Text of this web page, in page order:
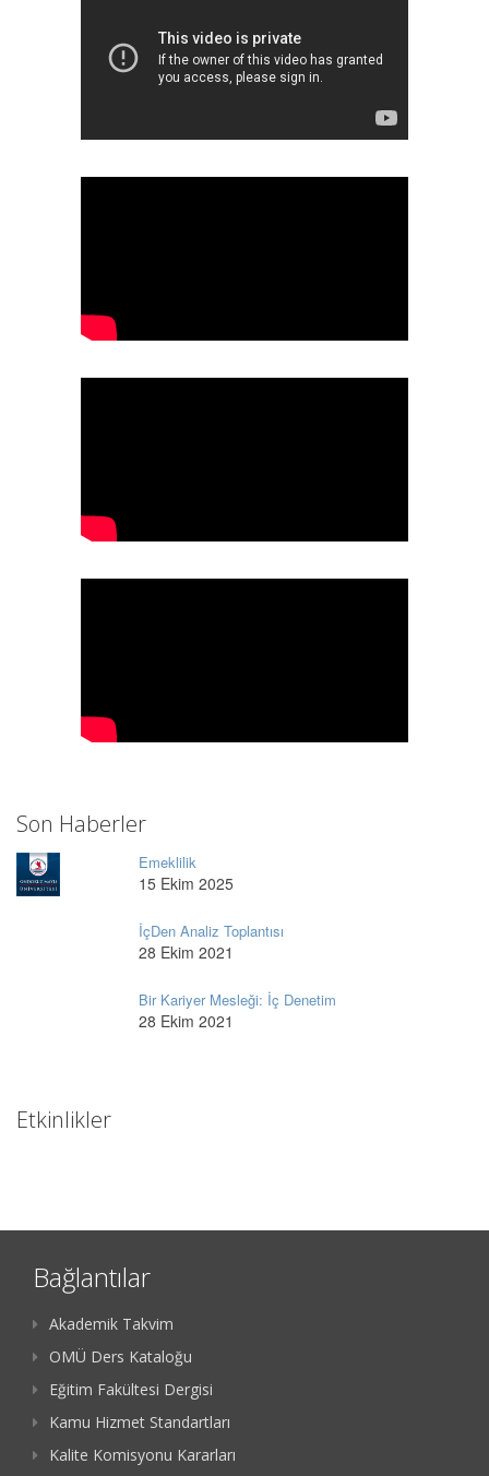
Son Haberler
Emeklilik
15 Ekim 2025
İçDen Analiz Toplantısı
28 Ekim 2021
Bir Kariyer Mesleği: İç Denetim
28 Ekim 2021
Etkinlikler
Bağlantılar
Akademik Takvim
OMÜ Ders Kataloğu
Eğitim Fakültesi Dergisi
Kamu Hizmet Standartları
Kalite Komisyonu Kararları